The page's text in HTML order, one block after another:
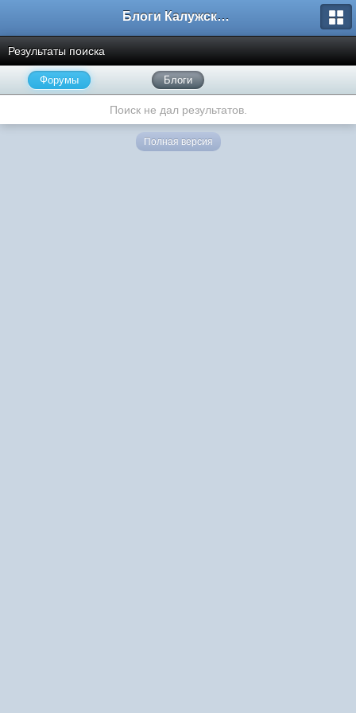
Блоги Калужского перекрестка
Результаты поиска
Форумы Блоги
Поиск не дал результатов.
Полная версия